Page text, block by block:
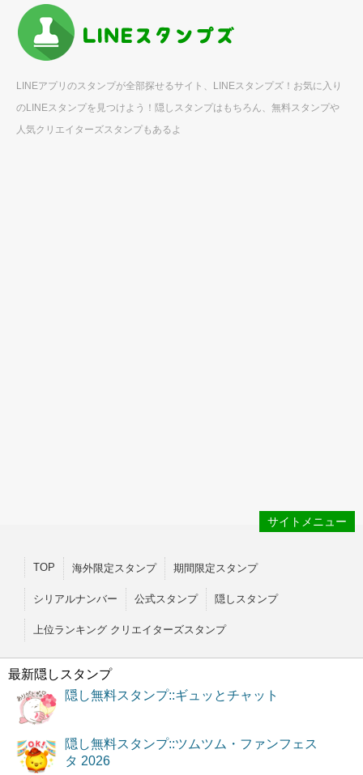
LINEアプリのスタンプが全部探せるサイト、LINEスタンプズ！お気に入り
のLINEスタンプを見つけよう！隠しスタンプはもちろん、無料スタンプや
人気クリエイターズスタンプもあるよ
サイトメニュー
TOP 海外限定スタンプ 期間限定スタンプ
シリアルナンバー 公式スタンプ 隠しスタンプ
上位ランキング クリエイターズスタンプ
最新隠しスタンプ
隠し無料スタンプ::ギュッとチャット
隠し無料スタンプ::ツムツム・ファンフェス
タ 2026